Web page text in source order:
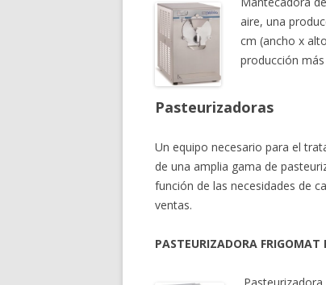
aire, una
cm (ancho x
producción
Pasteurizadoras
Un equipo necesario para el
de una amplia gama de
función de las necesidades de
ventas.
PASTEURIZADORA FRIGOMAT